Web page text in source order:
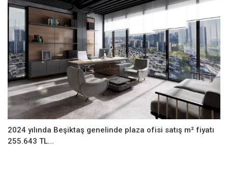
2024 yılında Beşiktaş genelinde plaza ofisi satış m² fiyatı
255.643 TL...